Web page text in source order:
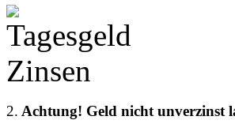
2. Achtung! Geld nicht unverzinst